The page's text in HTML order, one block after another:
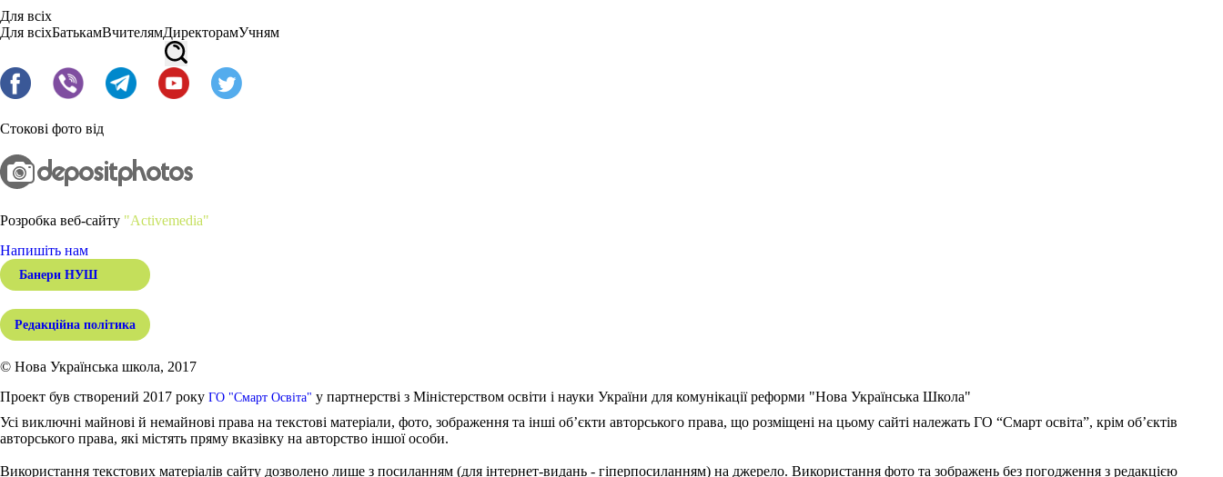
Для всіх
Для всіхБатькамВчителямДиректорамУчням
Стокові фото від
Розробка веб-сайту "Activemedia"
Напишіть нам
Банери НУШ
Редакційна політика
© Нова Українська школа, 2017
Проект був створений 2017 року ГО "Смарт Освіта" у партнерстві з Міністерством освіти і науки України для комунікації реформи "Нова Українська Школа"
Усі виключні майнові й немайнові права на текстові матеріали, фото, зображення та інші об’єкти авторського права, що розміщені на цьому сайті належать ГО “Смарт освіта”, крім об’єктів
авторського права, які містять пряму вказівку на авторство іншої особи.
Використання текстових матеріалів сайту дозволено лише з посиланням (для інтернет-видань - гіперпосиланням) на джерело. Використання фото та зображень без погодження з редакцією